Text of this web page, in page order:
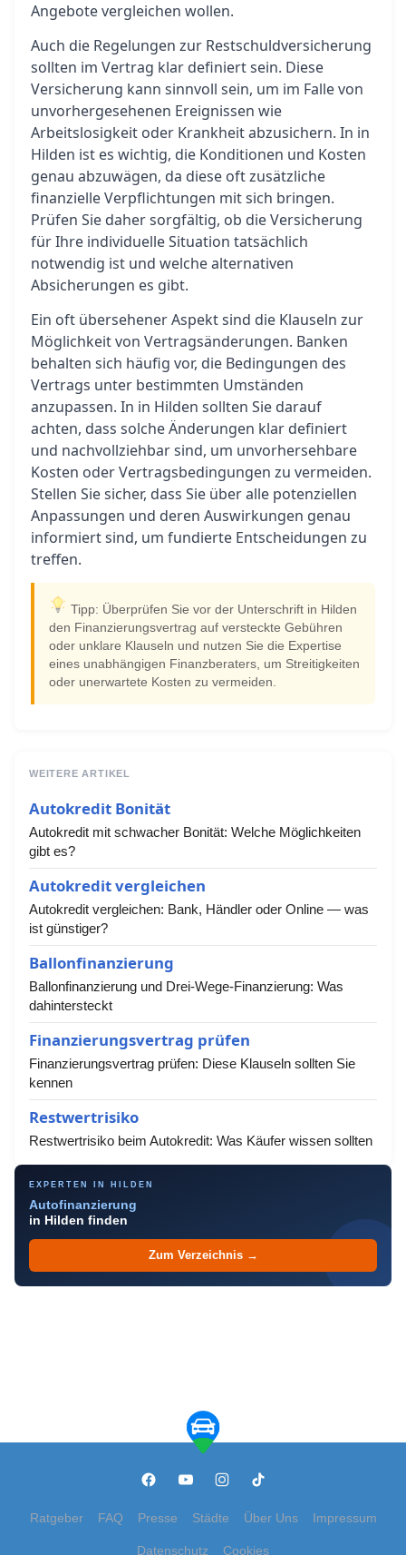
Angebote vergleichen wollen.
Auch die Regelungen zur Restschuldversicherung
sollten im Vertrag klar definiert sein. Diese
Versicherung kann sinnvoll sein, um im Falle von
unvorhergesehenen Ereignissen wie
Arbeitslosigkeit oder Krankheit abzusichern. In in
Hilden ist es wichtig, die Konditionen und Kosten
genau abzuwägen, da diese oft zusätzliche
finanzielle Verpflichtungen mit sich bringen.
Prüfen Sie daher sorgfältig, ob die Versicherung
für Ihre individuelle Situation tatsächlich
notwendig ist und welche alternativen
Absicherungen es gibt.
Ein oft übersehener Aspekt sind die Klauseln zur
Möglichkeit von Vertragsänderungen. Banken
behalten sich häufig vor, die Bedingungen des
Vertrags unter bestimmten Umständen
anzupassen. In in Hilden sollten Sie darauf
achten, dass solche Änderungen klar definiert
und nachvollziehbar sind, um unvorhersehbare
Kosten oder Vertragsbedingungen zu vermeiden.
Stellen Sie sicher, dass Sie über alle potenziellen
Anpassungen und deren Auswirkungen genau
informiert sind, um fundierte Entscheidungen zu
treffen.
Tipp: Überprüfen Sie vor der Unterschrift in Hilden
den Finanzierungsvertrag auf versteckte Gebühren
oder unklare Klauseln und nutzen Sie die Expertise
eines unabhängigen Finanzberaters, um Streitigkeiten
oder unerwartete Kosten zu vermeiden.
WEITERE ARTIKEL
Autokredit Bonität
Autokredit mit schwacher Bonität: Welche Möglichkeiten
gibt es?
Autokredit vergleichen
Autokredit vergleichen: Bank, Händler oder Online — was
ist günstiger?
Ballonfinanzierung
Ballonfinanzierung und Drei-Wege-Finanzierung: Was
dahintersteckt
Finanzierungsvertrag prüfen
Finanzierungsvertrag prüfen: Diese Klauseln sollten Sie
kennen
Restwertrisiko
Restwertrisiko beim Autokredit: Was Käufer wissen sollten
EXPERTEN IN HILDEN
Autofinanzierung
in Hilden finden
Zum Verzeichnis →
Ratgeber FAQ Presse Städte Über Uns Impressum
Datenschutz Cookies